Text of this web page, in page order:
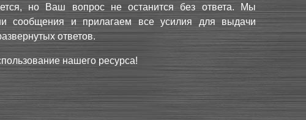
но Ваш вопрос не останится без ответа. Мы
сообщения и прилагаем все усилия для выдачи
ответов.
нашего ресурса!